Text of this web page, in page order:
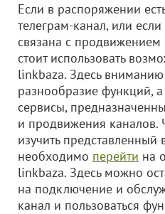
Если в распоряжении
телеграм-канал, или
связана с продвижением
стоит использовать
linkbaza. Здесь
разнообразие функций,
сервисы,
и продвижения
изучить
необходимо перейти на
linkbaza. Здесь можно
на подключение и
канал и пользоваться